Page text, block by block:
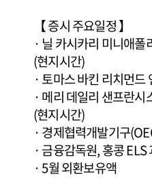
【 증시 주요일정 】
· 닐 카시카리 미니애폴
(현지시간)
· 토마스 바킨 리치먼
· 메리 데일리 샌프란시
(현지시간)
· 경제협력개발기구
· 금융감독원, 홍콩
· 5월 외환보유액